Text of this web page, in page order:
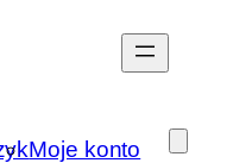
Moje konto